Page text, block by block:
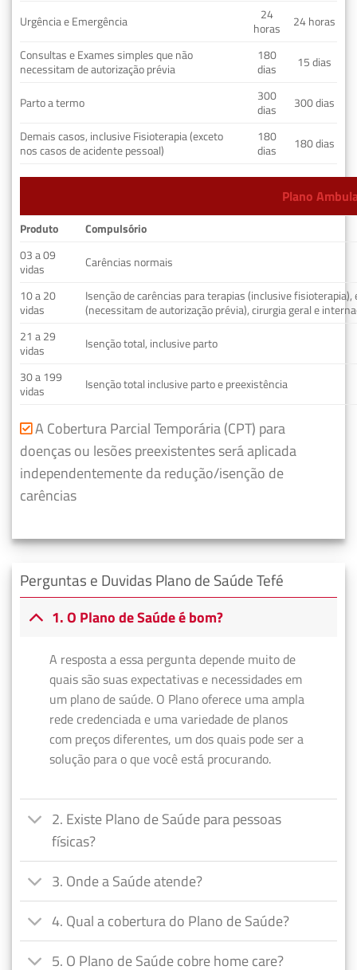
Urgência e Emergência
24
horas
24 horas
Consultas e Exames simples que não
necessitam de autorização prévia
180
dias
15 dias
Parto a termo
300
dias
300 dias
Demais casos, inclusive Fisioterapia (exceto
nos casos de acidente pessoal)
180
dias
180 dias
Plano
Produto
Compulsório
03 a 09
vidas
Carências normais
10 a 20
vidas
Isenção de carências para terapias (inclusive fisioterapia),
(necessitam de autorização prévia), cirurgia geral e
21 a 29
vidas
Isenção total, inclusive parto
30 a 199
vidas
Isenção total inclusive parto e preexistência
A Cobertura Parcial Temporária (CPT) para
doenças ou lesões preexistentes será aplicada
independentemente da redução/isenção de
carências
Perguntas e Duvidas Plano de Saúde Tefé
1. O Plano de Saúde é bom?
A resposta a essa pergunta depende muito de
quais são suas expectativas e necessidades em
um plano de saúde. O Plano oferece uma ampla
rede credenciada e uma variedade de planos
com preços diferentes, um dos quais pode ser a
solução para o que você está procurando.
2. Existe Plano de Saúde para pessoas
físicas?
3. Onde a Saúde atende?
4. Qual a cobertura do Plano de Saúde?
5. O Plano de Saúde cobre home care?